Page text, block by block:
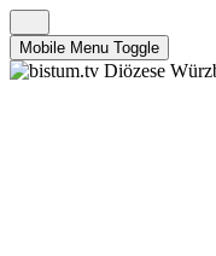
Mobile Menu Toggle